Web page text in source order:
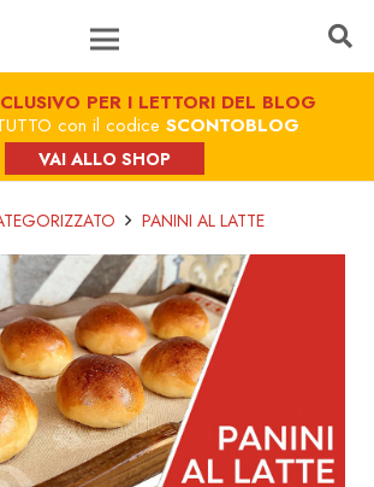
PER I LETTORI DEL BLOG
con il codice SCONTOBLOG
VAI ALLO SHOP
PANINI AL LATTE